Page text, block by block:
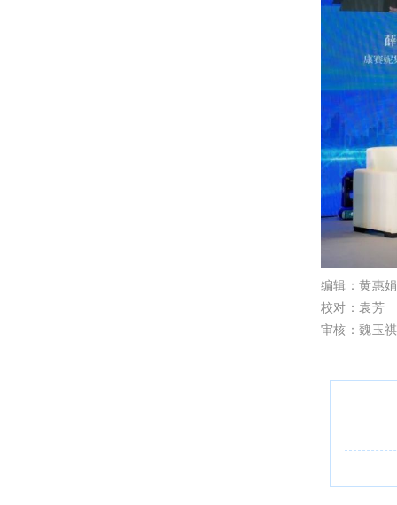
编辑：黄惠娟
校对：袁芳
审核：魏玉祺